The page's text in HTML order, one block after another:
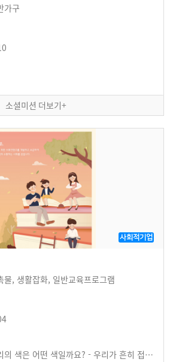
가구
소셜미션 더보기+
사회적기업
, 생활잡화, 일반교육프로그램
소리를 볼 수 있다면, 소리의 색은 어떤 색일까요? - 우리가 흔히 접할 수 있는 '언어'를…